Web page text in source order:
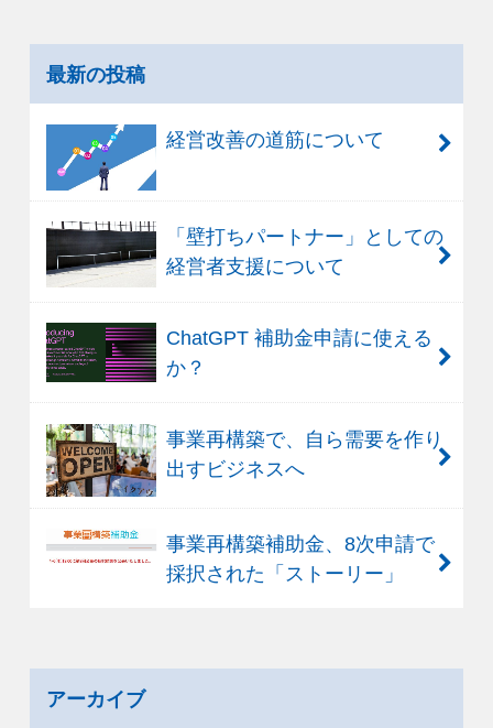
最新の投稿
経営改善の道筋について
「壁打ちパートナー」としての
経営者支援について
ChatGPT 補助金申請に使える
か？
事業再構築で、自ら需要を作り
出すビジネスへ
事業再構築補助金、8次申請で
採択された「ストーリー」
アーカイブ